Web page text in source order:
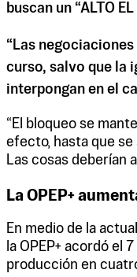
buscan un “ALTO
“Las negociaciones
curso, salvo que la
interpongan en el
“El bloqueo se
efecto, hasta que se
Las cosas deberían
La OPEP+
En medio de la
la OPEP+ acordó el
producción en